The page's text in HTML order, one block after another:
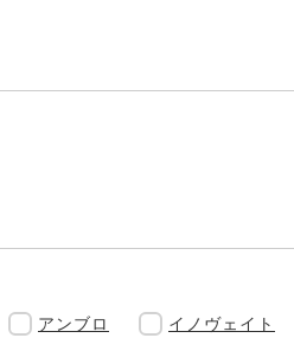
アンブロ イノヴェイト